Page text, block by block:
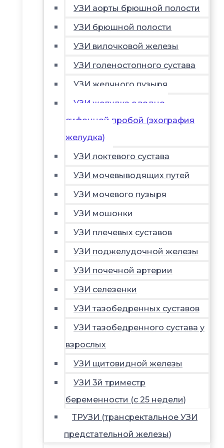
УЗИ аорты брюшной полости
УЗИ брюшной полости
УЗИ вилочковой железы
УЗИ голеностопного сустава
УЗИ желчного пузыря
УЗИ желудка с водно-
сифонной пробой (эхография
желудка)
УЗИ локтевого сустава
УЗИ мочевыводящих путей
УЗИ мочевого пузыря
УЗИ мошонки
УЗИ плечевых суставов
УЗИ поджелудочной железы
УЗИ почечной артерии
УЗИ селезенки
УЗИ тазобедренных суставов
УЗИ тазобедренного сустава у
взрослых
УЗИ щитовидной железы
УЗИ 3й триместр
беременности (с 25 недели)
ТРУЗИ (трансректальное УЗИ
предстательной железы)